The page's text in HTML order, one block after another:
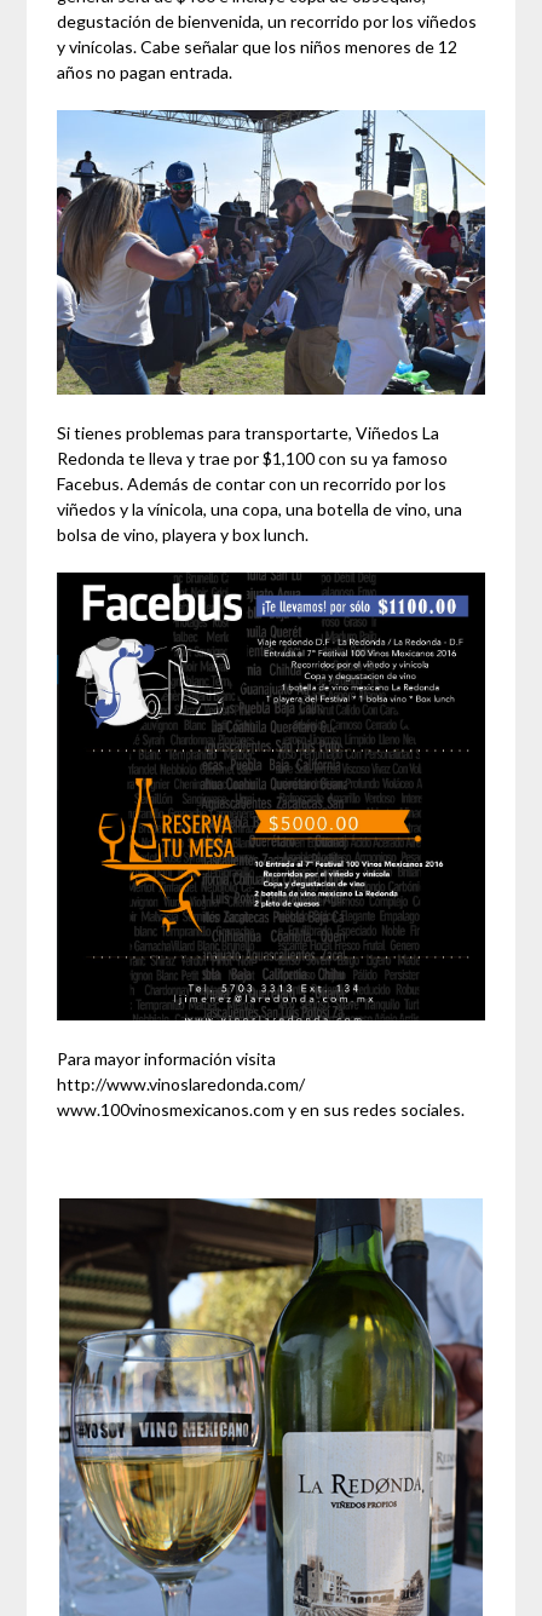
degustación de bienvenida, un recorrido por los viñedos
y vinícolas. Cabe señalar que los niños menores de 12
años no pagan entrada.
Si tienes problemas para transportarte, Viñedos La
Redonda te lleva y trae por $1,100 con su ya famoso
Facebus. Además de contar con un recorrido por los
viñedos y la vínicola, una copa, una botella de vino, una
bolsa de vino, playera y box lunch.
Para mayor información visita
http://www.vinoslaredonda.com/
www.100vinosmexicanos.com y en sus redes sociales.